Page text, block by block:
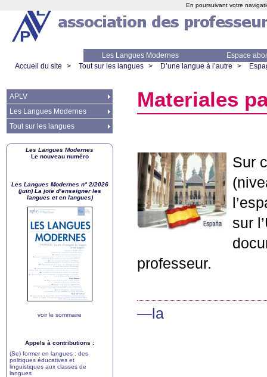
Les Langues Modernes
Espace
Accueil du site
> Tout sur les langues > D’une langue à l’autre >
Materiales
Sur
sur
professeur.
—la
APLV
Les Langues Modernes
Tout sur les langues
Les Langues Modernes
Le nouveau numéro
Les Langues Modernes n° 2/2026
(juin) La joie d’enseigner les
langues et en langues)
voir le sommaire
Appels à contributions :
(Se) former en langues : des
politiques éducatives et
linguistiques aux classes de
langues
En poursuivant votre